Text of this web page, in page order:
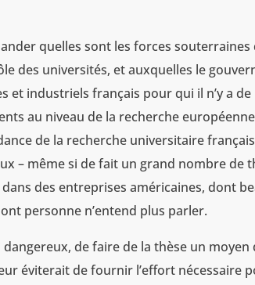
quelles sont les forces
des universités, et auxquelles le
et industriels français pour qui il n’y a
au niveau de la recherche
de la recherche universitaire
– même si de fait un grand nombre de
des entreprises américaines, dont
personne n’entend plus parler.
dangereux, de faire de la thèse un
éviterait de fournir l’effort nécessaire